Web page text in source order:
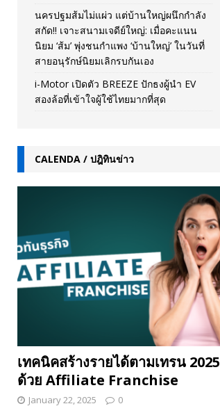
นครปฐมส้มไม่แผ่ว แต่บ้านใหญ่ผนึกกำลัง
สกัด!! เจาะสนามเจดีย์ใหญ่: เมื่อคะแนน
นิยม ‘ส้ม’ พุ่งชนกำแพง ‘บ้านใหญ่’ ในวันที่
สายอนุรักษ์นิยมเลิกรบกันเอง
i-Motor เปิดตัว BREEZE ปักธงผู้นำ EV
สองล้อที่เข้าใจผู้ใช้ไทยมากที่สุด
CALENDA / ปฎิทินข่าว
เทคนิคสร้างรายได้ตามเทรน 2025
ด้วย Affiliate Franchise
January 22, 2025 0